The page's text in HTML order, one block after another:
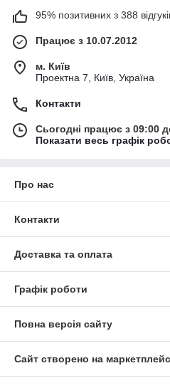
95% позитивних з 388
Працює з 10.07.2012
м. Київ
Проектна 7, Київ, Україна
Контакти
Сьогодні працює з 09:00
Показати весь графік
Про нас
Контакти
Доставка та оплата
Графік роботи
Повна версія сайту
Сайт створено на